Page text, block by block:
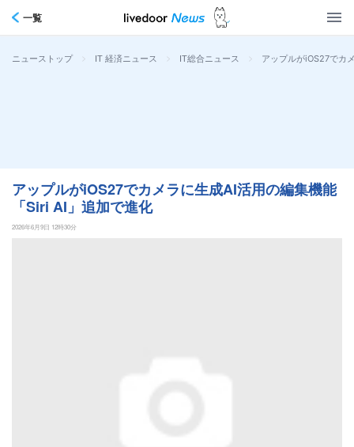
一覧
ニューストップ > IT 経済ニュース > IT総合ニュース > アップルがiOS27でカ
アップルがiOS27でカメラに生成AI活用の編集機能
「Siri AI」追加で進化
2026年6月9日 12時30分